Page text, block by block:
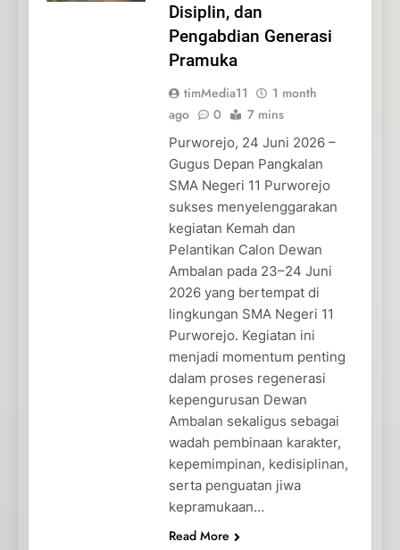
Disiplin, dan
Pengabdian Generasi
Pramuka
timMedia11
1 month
ago
0 7 mins
Purworejo, 24 Juni 2026 –
Gugus Depan Pangkalan
SMA Negeri 11 Purworejo
sukses menyelenggarakan
kegiatan Kemah dan
Pelantikan Calon Dewan
Ambalan pada 23–24 Juni
2026 yang bertempat di
lingkungan SMA Negeri 11
Purworejo. Kegiatan ini
menjadi momentum penting
dalam proses regenerasi
kepengurusan Dewan
Ambalan sekaligus sebagai
wadah pembinaan karakter,
kepemimpinan, kedisiplinan,
serta penguatan jiwa
kepramukaan…
Read More